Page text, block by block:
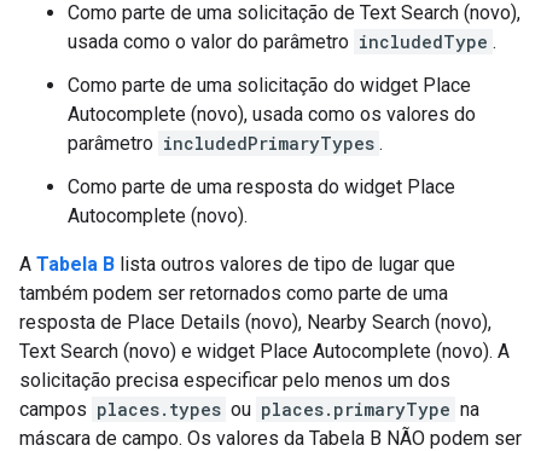
Como parte de uma solicitação de Text Search (novo),
usada como o valor do parâmetro includedType .
Como parte de uma solicitação do widget Place
Autocomplete (novo), usada como os valores do
parâmetro includedPrimaryTypes .
Como parte de uma resposta do widget Place
Autocomplete (novo).
A Tabela B lista outros valores de tipo de lugar que
também podem ser retornados como parte de uma
resposta de Place Details (novo), Nearby Search (novo),
Text Search (novo) e widget Place Autocomplete (novo). A
solicitação precisa especificar pelo menos um dos
campos places.types ou places.primaryType na
máscara de campo. Os valores da Tabela B NÃO podem ser